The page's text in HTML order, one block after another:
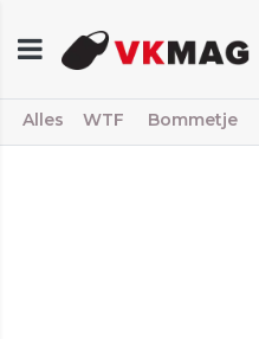
Alles WTF Bommetje